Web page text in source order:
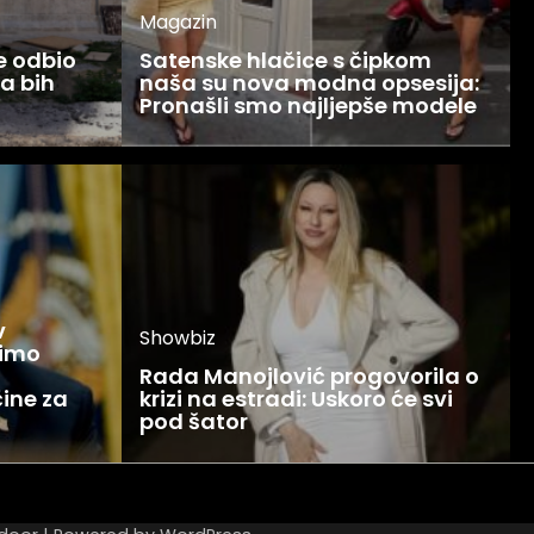
odbio
bih
za
Magazin
Satenske hlačice s čipkom
naša su nova modna opsesija:
Pronašli smo najljepše modele
Showbiz
Rada Manojlović progovorila o
krizi na estradi: Uskoro će svi
pod šator